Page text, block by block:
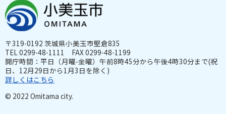
〒319-0192 茨城県小美玉市堅倉835
TEL 0299-48-1111 FAX 0299-48-1199
開庁時間：平日（月曜-金曜）午前8時45分から午後4時30分まで(祝
日、12月29日から1月3日を除く)
詳しくはこちら
© 2022 Omitama city.